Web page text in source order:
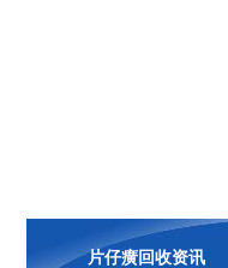
片仔癀回收资讯